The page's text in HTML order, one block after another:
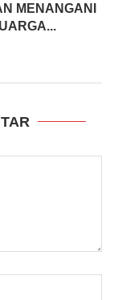
MENANGANI